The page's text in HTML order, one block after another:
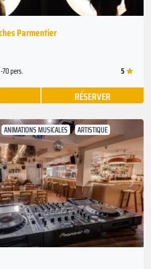
Parmentier
70 pers. 5
RÉSERVER
ANIMATIONS MUSICALES ARTISTIQUE
Suivant